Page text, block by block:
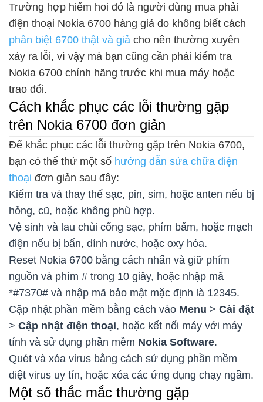
Trường hợp hiếm hoi đó là người dùng mua phải
điện thoại Nokia 6700 hàng giả do không biết cách
phân biệt 6700 thật và giả cho nên thường xuyên
xảy ra lỗi, vì vậy mà bạn cũng cần phải kiểm tra
Nokia 6700 chính hãng trước khi mua máy hoặc
trao đổi.
Cách khắc phục các lỗi thường gặp
trên Nokia 6700 đơn giản
Để khắc phục các lỗi thường gặp trên Nokia 6700,
bạn có thể thử một số hướng dẫn sửa chữa điện
thoại đơn giản sau đây:
Kiểm tra và thay thế sạc, pin, sim, hoặc anten nếu bị
hỏng, cũ, hoặc không phù hợp.
Vệ sinh và lau chùi cổng sạc, phím bấm, hoặc mạch
điện nếu bị bẩn, dính nước, hoặc oxy hóa.
Reset Nokia 6700 bằng cách nhấn và giữ phím
nguồn và phím # trong 10 giây, hoặc nhập mã
*#7370# và nhập mã bảo mật mặc định là 12345.
Cập nhật phần mềm bằng cách vào Menu > Cài đặt
> Cập nhật điện thoại, hoặc kết nối máy với máy
tính và sử dụng phần mềm Nokia Software.
Quét và xóa virus bằng cách sử dụng phần mềm
diệt virus uy tín, hoặc xóa các ứng dụng chạy ngầm.
Một số thắc mắc thường gặp